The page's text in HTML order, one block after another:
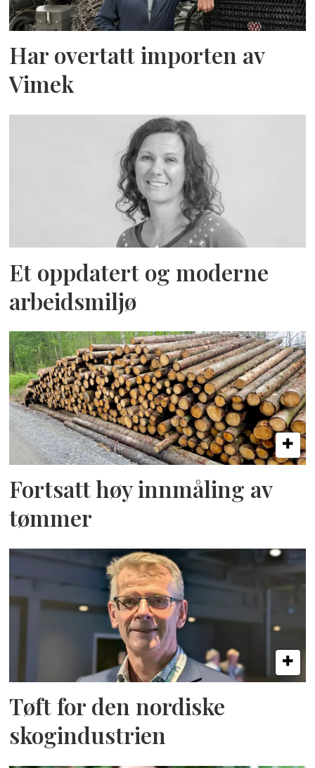
Har overtatt importen av
Vimek
Et oppdatert og moderne
arbeidsmiljø
Fortsatt høy innmåling av
tømmer
Tøft for den nordiske
skogindustrien